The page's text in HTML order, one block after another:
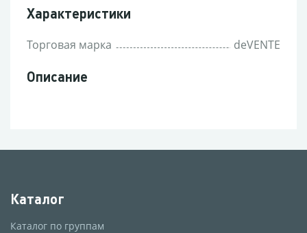
Характеристики
Торговая марка deVENTE
Описание
Каталог
Каталог по группам